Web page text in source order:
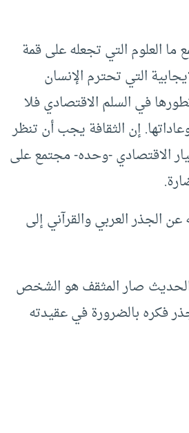
ما العلوم التي تجعله على قمة
التي تحترم الإنسان
في السلم الاقتصادي فلا
إن الثقافة يجب أن تنظر
الاقتصادي -وحده- مجتمع على
الجذر العربي والقرآني إلى
الحديث صار المثقف هو الشخص
فكره بالضرورة في عقيدته